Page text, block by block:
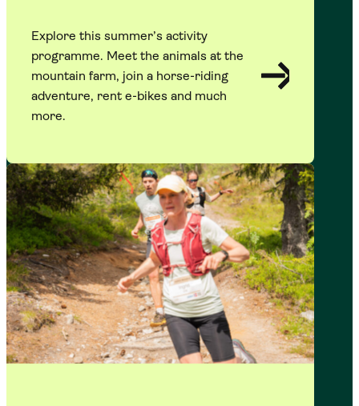
Explore this summer’s activity
programme. Meet the animals at the
mountain farm, join a horse-riding
adventure, rent e-bikes and much
more.